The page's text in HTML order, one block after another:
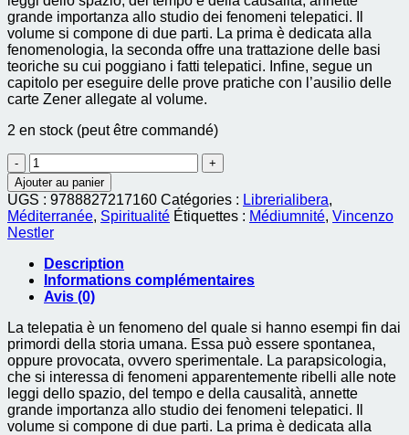
grande importanza allo studio dei fenomeni telepatici. Il
volume si compone di due parti. La prima è dedicata alla
fenomenologia, la seconda offre una trattazione delle basi
teoriche su cui poggiano i fatti telepatici. Infine, segue un
capitolo per eseguire delle prove pratiche con l’ausilio delle
carte Zener allegate al volume.
2 en stock (peut être commandé)
quantité
de
telepatia.
fenomenologia,
ipotesi.
con
gadget
(la)
Ajouter au panier
UGS : 9788827217160 Catégories : Librerialibera,
Méditerranée, Spiritualité Étiquettes : Médiumnité, Vincenzo
Nestler
Description
Informations complémentaires
Avis (0)
La telepatia è un fenomeno del quale si hanno esempi fin dai
primordi della storia umana. Essa può essere spontanea,
oppure provocata, ovvero sperimentale. La parapsicologia,
che si interessa di fenomeni apparentemente ribelli alle note
leggi dello spazio, del tempo e della causalità, annette
grande importanza allo studio dei fenomeni telepatici. Il
volume si compone di due parti. La prima è dedicata alla